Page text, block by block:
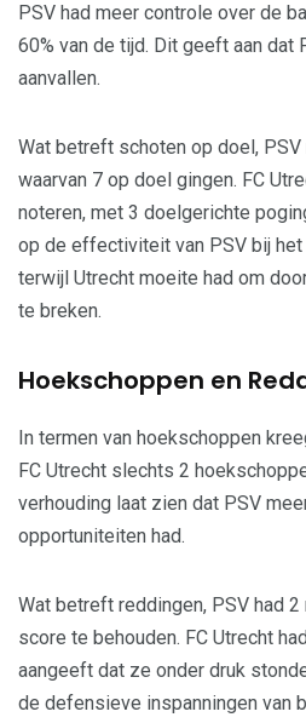
PSV had meer controle over de
60% van de tijd. Dit geeft aan dat
aanvallen.
Wat betreft schoten op doel,
waarvan 7 op doel gingen. FC
noteren, met 3 doelgerichte
op de effectiviteit van PSV bij het
terwijl Utrecht moeite had om
te breken.
Hoekschoppen en
In termen van hoekschoppen
FC Utrecht slechts 2
verhouding laat zien dat PSV
opportuniteiten had.
Wat betreft reddingen, PSV had
score te behouden. FC Utrecht
aangeeft dat ze onder druk
de defensieve inspanningen van